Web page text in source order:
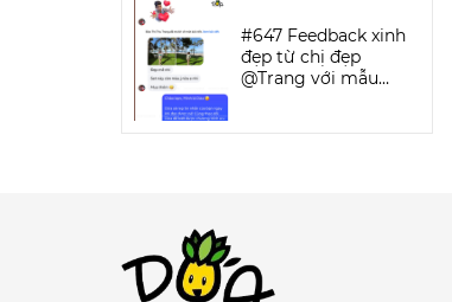
#647 Feedback xinh
đẹp từ chị đẹp
@Trang với mẫu